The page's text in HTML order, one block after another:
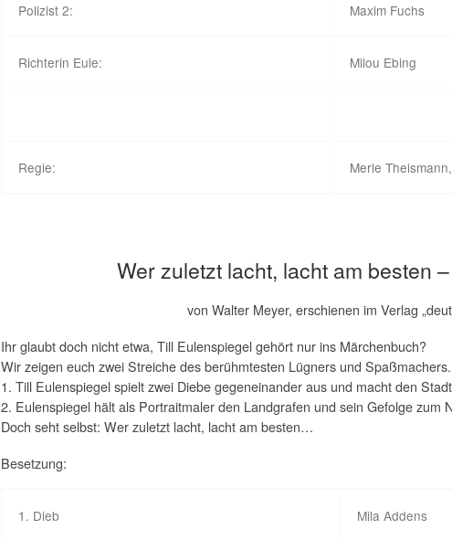
Polizist 2: Maxim Fuchs
Richterin Eule: Milou Ebing
Regie: Merle
Wer zuletzt lacht, lacht am besten
von Walter Meyer, erschienen im Verlag
Ihr glaubt doch nicht etwa, Till Eulenspiegel gehört nur ins Märchenbuch?
Wir zeigen euch zwei Streiche des berühmtesten Lügners und Spaßmachers.
1. Till Eulenspiegel spielt zwei Diebe gegeneinander aus und macht den
2. Eulenspiegel hält als Portraitmaler den Landgrafen und sein Gefolge zum
Doch seht selbst: Wer zuletzt lacht, lacht am besten…
Besetzung:
1. Dieb Mila Addens